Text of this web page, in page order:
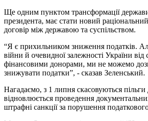
Ще одним пунктом трансформації
президента, має стати новий
договір між державою та суспільством.
“Я є прихильником зниження податків.
війни й очевидної залежності України від
фінансовими донорами, ми не можемо
знижувати податки”, - сказав Зеленський.
Нагадаємо, з 1 липня скасовуються
відновлюється проведення
штрафні санкції за порушення